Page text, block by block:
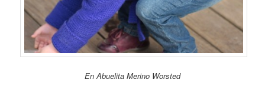
En Abuelita Merino Worsted